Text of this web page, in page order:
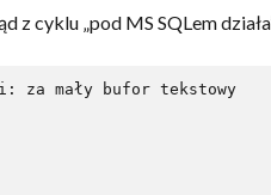
z cyklu „pod MS SQLem